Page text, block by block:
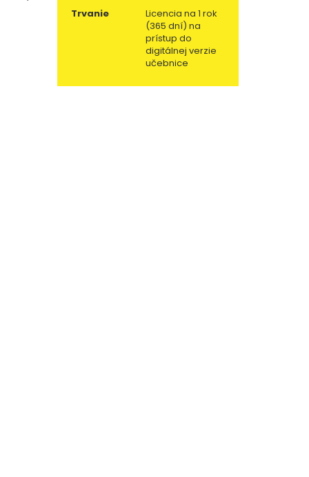
Trvanie
Licencia na 1 rok
(365 dní) na
prístup do
digitálnej verzie
učebnice